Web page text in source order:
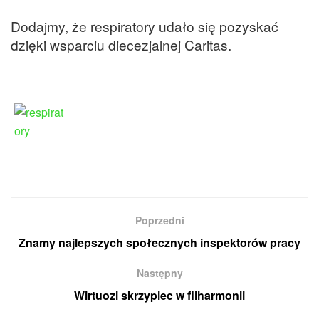
Dodajmy, że respiratory udało się pozyskać
dzięki wsparciu diecezjalnej Caritas.
Poprzedni
Znamy najlepszych społecznych inspektorów pracy
Następny
Wirtuozi skrzypiec w filharmonii